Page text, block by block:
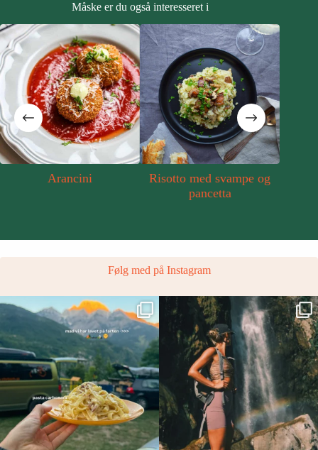
Måske er du også interesseret i
Arancini
Risotto med svampe og
pancetta
Følg med på Instagram